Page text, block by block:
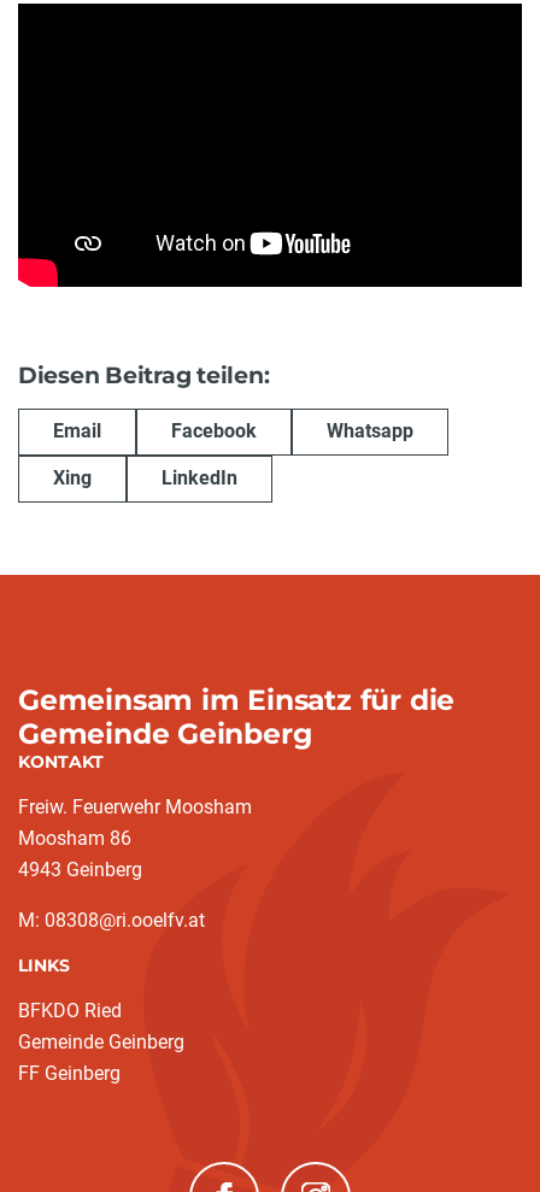
Diesen Beitrag teilen:
Email Facebook Whatsapp
Xing LinkedIn
Gemeinsam im Einsatz für die
Gemeinde Geinberg
KONTAKT
Freiw. Feuerwehr Moosham
Moosham 86
4943 Geinberg
M: 08308@ri.ooelfv.at
LINKS
BFKDO Ried
Gemeinde Geinberg
FF Geinberg